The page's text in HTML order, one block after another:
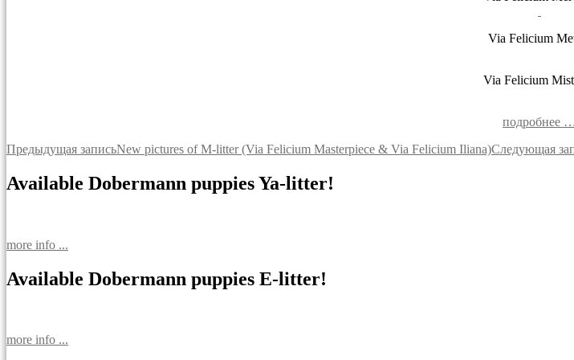
Via Felicium
Via Felicium
подробнее …
Навигация
по
записям
Предыдущая записьNew pictures of M-litter (Via Felicium Masterpiece & Via Felicium Iliana)Следующая
Available Dobermann puppies Ya-litter!
more info ...
Available Dobermann puppies E-litter!
more info ...